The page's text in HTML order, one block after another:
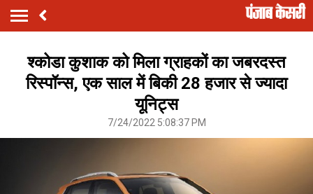
श्कोडा कुशाक को मिला ग्राहकों का जबरदस्त
रिस्पॉन्स, एक साल में बिकी 28 हजार से ज्यादा
यूनिट्स
7/24/2022 5:08:37 PM